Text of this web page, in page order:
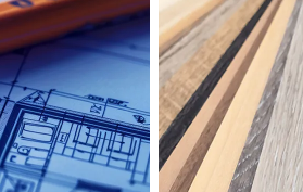
Construyendo el armario...
0%